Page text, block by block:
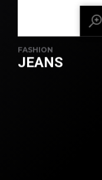
FASHION
JEANS